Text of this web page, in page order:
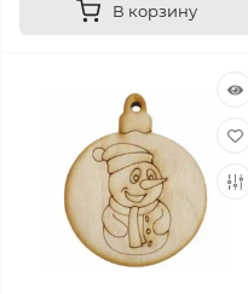
В корзину